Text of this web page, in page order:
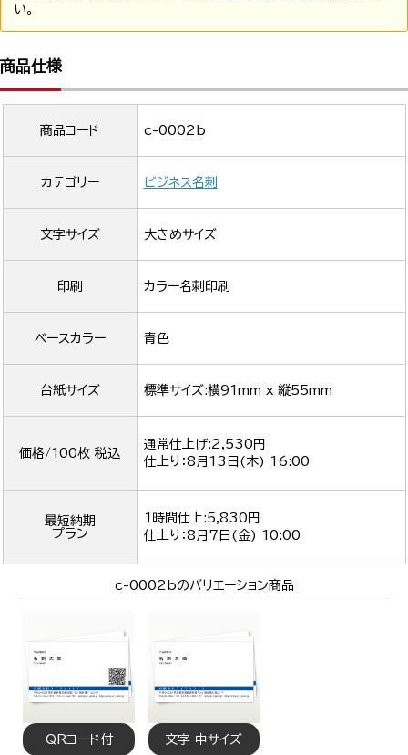
い。
商品仕様
商品コード c-0002b
カテゴリー ビジネス名刺
文字サイズ 大きめサイズ
印刷 カラー名刺印刷
ベースカラー 青色
台紙サイズ 標準サイズ:横91mm x 縦55mm
価格/100枚 税込
通常仕上げ:2,530円
仕上り：8月13日(木) 16:00
最短納期
プラン
1時間仕上:5,830円
仕上り：8月7日(金) 10:00
c-0002bのバリエーション商品
QRコード付 文字 中サイズ